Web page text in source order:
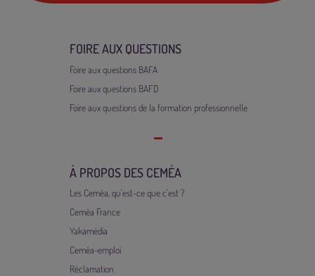
FOIRE AUX QUESTIONS
Foire aux questions BAFA
Foire aux questions BAFD
Foire aux questions de la formation professionnelle
À PROPOS DES CEMÉA
Les Ceméa, qu’est-ce que c’est ?
Ceméa France
Yakamédia
Ceméa-emploi
Réclamation